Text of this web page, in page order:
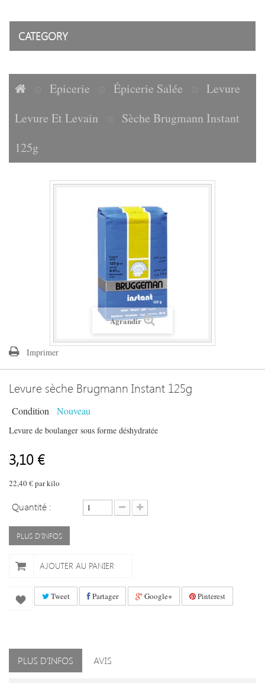
CATEGORY
Epicerie
Épicerie Salée
Levure Et Levain
Levure
Sèche Brugmann Instant
125g
Agrandir
Imprimer
Levure sèche Brugmann Instant 125g
Condition Nouveau
Levure de boulanger sous forme déshydratée
3,10 €
22,40 €par kilo
Quantité :
PLUS D'INFOS
AJOUTER AU PANIER
Tweet Partager Google+ Pinterest
PLUS D'INFOS AVIS